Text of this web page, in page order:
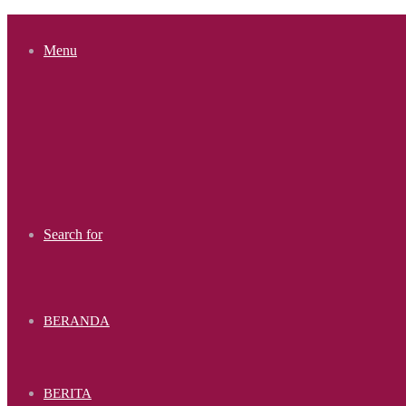
Menu
Search for
BERANDA
BERITA